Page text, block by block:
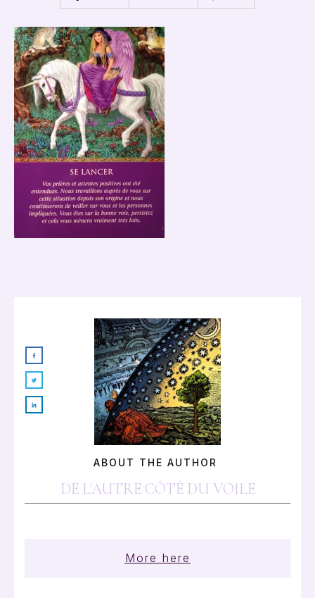
ABOUT THE AUTHOR
DE L'AUTRE CÔTÉ DU VOILE
More here